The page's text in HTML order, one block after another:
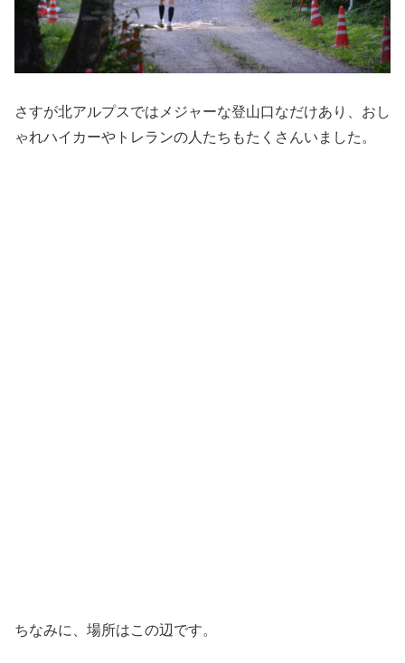
さすが北アルプスではメジャーな登山口なだけあり、おし
ゃれハイカーやトレランの人たちもたくさんいました。
ちなみに、場所はこの辺です。